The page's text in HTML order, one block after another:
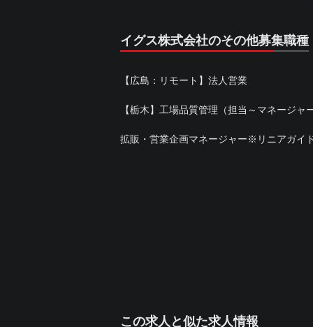
イグス株式会社のその他募集職種
【広島：リモート】法人営業
【栃木】工場品質管理（担当～マネージャ
拡販・営業企画マネージャー※リニアガイ
この求人と似た求人情報